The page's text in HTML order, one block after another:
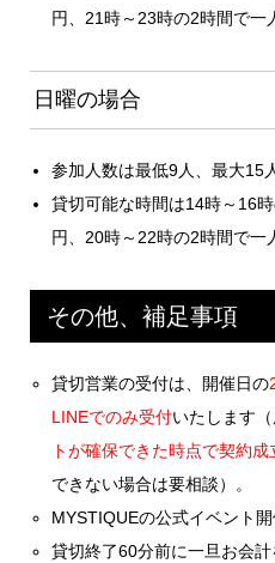
円、21時～23時の2時間で一
日曜の場合
参加人数は最低9人、最大15
貸切可能な時間は14時～16
円、20時～22時の2時間で一
その他、補足事項
貸切営業の受付は、開催日の
LINEでのみ受付いたします（
トが確保できた時点で契約成
できない場合は要相談）。
MYSTIQUEの公式イベント
貸切終了60分前に一旦お会